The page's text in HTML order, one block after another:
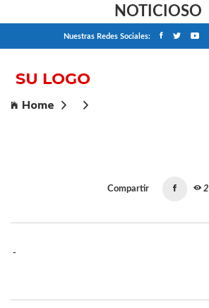
NOTICIOSO
Nuestras Redes Sociales:
Home
Compartir 2
-